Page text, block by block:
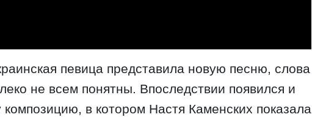
певица представила новую песню, слова
не всем понятны. Впоследствии появился и
композицию, в котором Настя Каменских показала